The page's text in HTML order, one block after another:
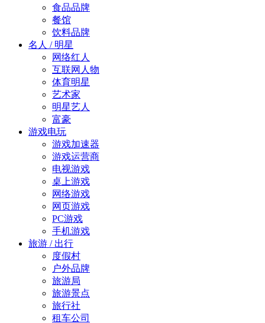
食品品牌
餐馆
饮料品牌
名人 / 明星
网络红人
互联网人物
体育明星
艺术家
明星艺人
富豪
游戏电玩
游戏加速器
游戏运营商
电视游戏
桌上游戏
网络游戏
网页游戏
PC游戏
手机游戏
旅游 / 出行
度假村
户外品牌
旅游局
旅游景点
旅行社
租车公司